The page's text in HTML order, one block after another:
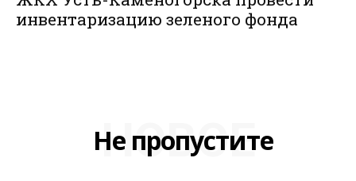
инвентаризацию зеленого фонда
Не пропустите
НОВОЕ